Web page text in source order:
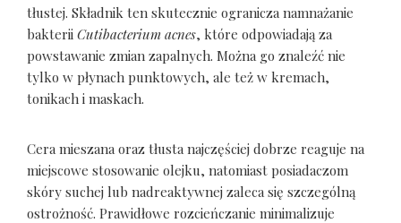
tłustej. Składnik ten skutecznie ogranicza namnażanie
bakterii Cutibacterium acnes, które odpowiadają za
powstawanie zmian zapalnych. Można go znaleźć nie
tylko w płynach punktowych, ale też w kremach,
tonikach i maskach.
Cera mieszana oraz tłusta najczęściej dobrze reaguje na
miejscowe stosowanie olejku, natomiast posiadaczom
skóry suchej lub nadreaktywnej zaleca się szczególną
ostrożność. Prawidłowe rozcieńczanie minimalizuje